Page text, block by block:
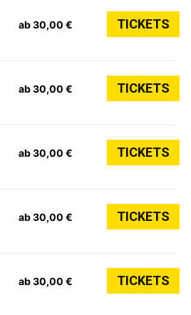
ab 30,00 € TICKETS
ab 30,00 € TICKETS
ab 30,00 € TICKETS
ab 30,00 € TICKETS
ab 30,00 € TICKETS